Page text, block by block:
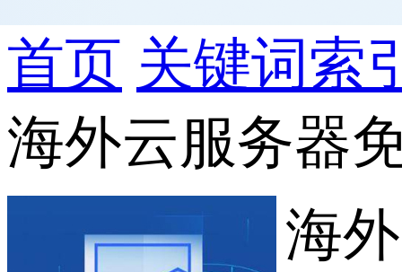
首页 关键词索
海外云服务器
海